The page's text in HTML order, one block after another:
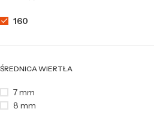
160
ŚREDNICA WIERTŁA
7 mm
8 mm